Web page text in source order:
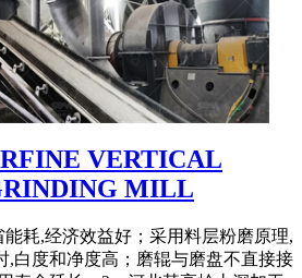
VERTICAL
MILL
能耗,经济效益好；采用料层粉磨原理,
,白度和净度高；磨辊与磨盘不直接接